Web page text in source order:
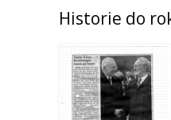
Historie do